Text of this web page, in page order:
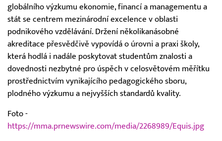
globálního výzkumu ekonomie, financí a managementu a
stát se centrem mezinárodní excelence v oblasti
podnikového vzdělávání. Držení několikanásobné
akreditace přesvědčivě vypovídá o úrovni a praxi školy,
která hodlá i nadále poskytovat studentům znalosti a
dovednosti nezbytné pro úspěch v celosvětovém měřítku
prostřednictvím vynikajícího pedagogického sboru,
plodného výzkumu a nejvyšších standardů kvality.
Foto -
https://mma.prnewswire.com/media/2268989/Equis.jpg